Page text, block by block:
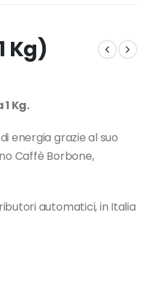
Kg)
Kg.
energia grazie al suo
Caffè Borbone,
automatici, in Italia